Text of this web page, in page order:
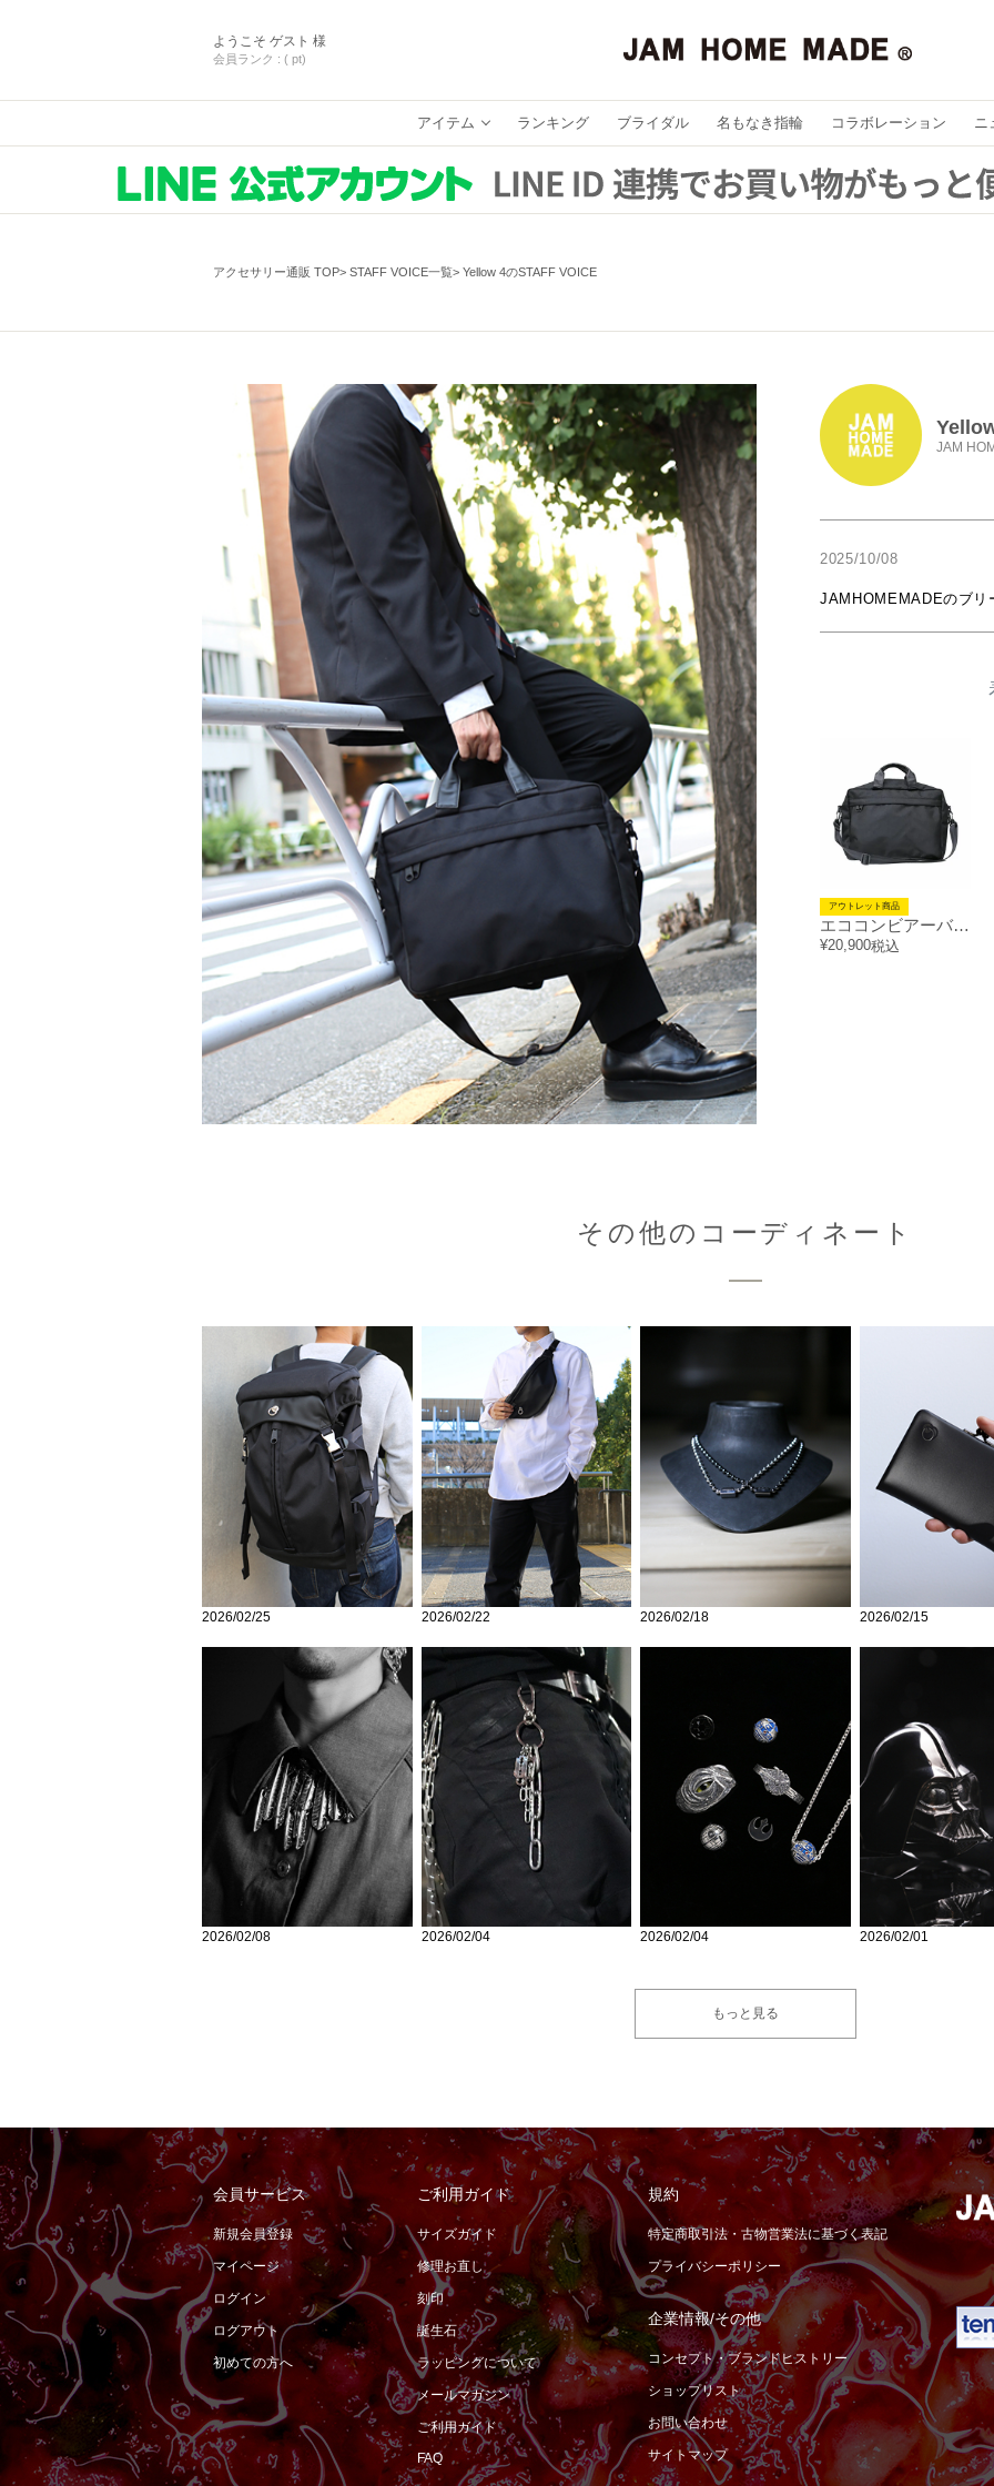
ようこそ ゲスト 様
会員ランク : ( pt)
アイテム ランキング ブライダル 名もなき指輪 コラボレーション ニ
アクセサリー通販 TOP STAFF VOICE一覧 Yellow 4のSTAFF VOICE
JAM
2025/10/08
JAMHOMEMADEのブリ
エココンビアーバン2WAYブリーフバック 25L
アウトレット商品
¥20,900税込
その他のコーディネート
2026/02/25 2026/02/22 2026/02/18 2026/02/15
2026/02/08 2026/02/04 2026/02/04 2026/02/01
もっと見る
会員サービス
新規会員登録
マイページ
ログイン
ログアウト
初めての方へ
ご利用ガイド
サイズガイド
修理お直し
刻印
誕生石
ラッピングについて
メールマガジン
ご利用ガイド
FAQ
規約
特定商取引法・古物営業法に基づく表記
プライバシーポリシー
企業情報/その他
コンセプト・ブランドヒストリー
ショップリスト
お問い合わせ
サイトマップ